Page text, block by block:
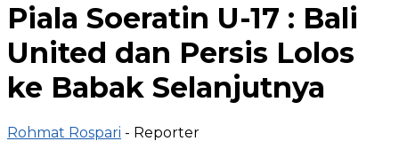
Piala Soeratin U-17 : Bali
United dan Persis Lolos
ke Babak Selanjutnya
Rohmat Rospari - Reporter